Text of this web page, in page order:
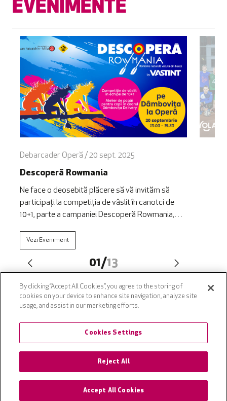
EVENIMENTE
Debarcader Operă / 20 sept. 2025
Descoperă Rowmania
Ne face o deosebită plăcere să vă invităm să
participați la competiția de vâslit în canotci de
10+1, parte a campaniei Descoperă Rowmania,
Ivan Patzaichin – Mila 23, în cadrul Dâmbovița
Delivery. Ediția 2025, sâmbătă, 20 septembrie,
începând cu ora 13:00, pe Dâmbovița, la
Vezi Eveniment
01/13
By clicking “Accept All Cookies”, you agree to the storing of
cookies on your device to enhance site navigation, analyze site
usage, and assist in our marketing efforts.
Cookies Settings
Reject All
Accept All Cookies